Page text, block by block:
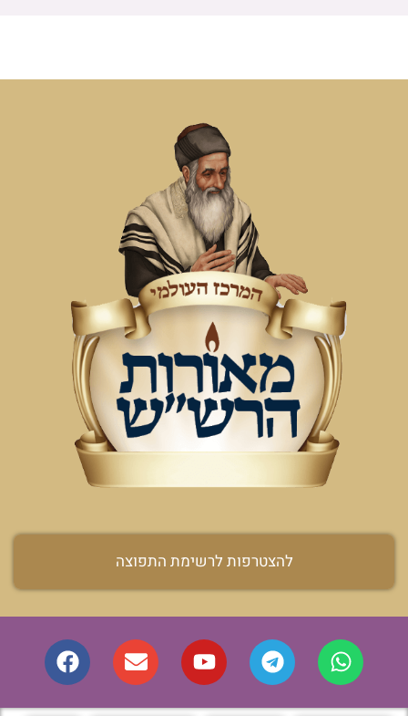
להצטרפות לרשימת התפוצה